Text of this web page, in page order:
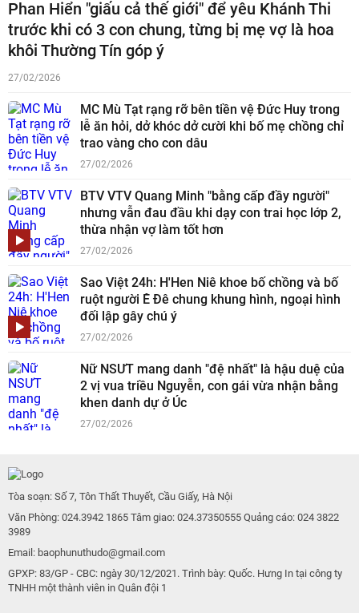
Phan Hiển "giấu cả thế giới" để yêu Khánh Thi
trước khi có 3 con chung, từng bị mẹ vợ là hoa
khôi Thường Tín góp ý
27/02/2026
MC Mù Tạt rạng rỡ bên tiền vệ Đức Huy trong
lễ ăn hỏi, dở khóc dở cười khi bố mẹ chồng chỉ
trao vàng cho con dâu
27/02/2026
BTV VTV Quang Minh "bằng cấp đầy người"
nhưng vẫn đau đầu khi dạy con trai học lớp 2,
thừa nhận vợ làm tốt hơn
27/02/2026
Sao Việt 24h: H'Hen Niê khoe bố chồng và bố
ruột người Ê Đê chung khung hình, ngoại hình
đối lập gây chú ý
27/02/2026
Nữ NSƯT mang danh "đệ nhất" là hậu duệ của
2 vị vua triều Nguyễn, con gái vừa nhận bằng
khen danh dự ở Úc
27/02/2026
Tòa soạn: Số 7, Tôn Thất Thuyết, Cầu Giấy, Hà Nội
Văn Phòng: 024.3942 1865 Tâm giao: 024.37350555 Quảng cáo: 024 3822
3989
Email: baophunuthudo@gmail.com
GPXP: 83/GP - CBC: ngày 30/12/2021. Trình bày: Quốc. Hưng In tại công ty
TNHH một thành viên in Quân đội 1